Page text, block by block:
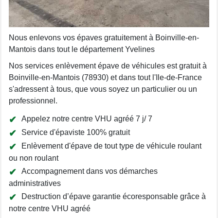
Nous enlevons vos épaves gratuitement à Boinville-en-
Mantois dans tout le département Yvelines
Nos services enlèvement épave de véhicules est gratuit à
Boinville-en-Mantois (78930) et dans tout l'Ile-de-France
s'adressent à tous, que vous soyez un particulier ou un
professionnel.
Appelez notre centre VHU agréé 7 j/ 7
Service d'épaviste 100% gratuit
Enlèvement d'épave de tout type de véhicule roulant
ou non roulant
Accompagnement dans vos démarches
administratives
Destruction d’épave garantie écoresponsable grâce à
notre centre VHU agréé